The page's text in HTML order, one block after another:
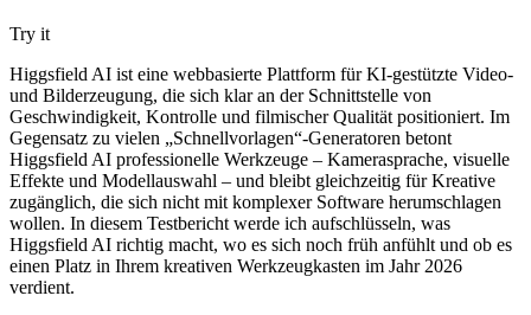
Try it
Higgsfield AI ist eine webbasierte Plattform für KI-gestützte Video-
und Bilderzeugung, die sich klar an der Schnittstelle von
Geschwindigkeit, Kontrolle und filmischer Qualität positioniert. Im
Gegensatz zu vielen „Schnellvorlagen“-Generatoren betont
Higgsfield AI professionelle Werkzeuge – Kamerasprache, visuelle
Effekte und Modellauswahl – und bleibt gleichzeitig für Kreative
zugänglich, die sich nicht mit komplexer Software herumschlagen
wollen. In diesem Testbericht werde ich aufschlüsseln, was
Higgsfield AI richtig macht, wo es sich noch früh anfühlt und ob es
einen Platz in Ihrem kreativen Werkzeugkasten im Jahr 2026
verdient.